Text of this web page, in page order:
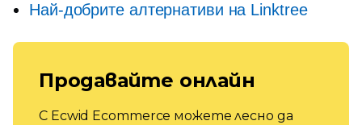
Най-добрите алтернативи на Linktree
Продавайте онлайн
С Ecwid Ecommerce можете лесно да